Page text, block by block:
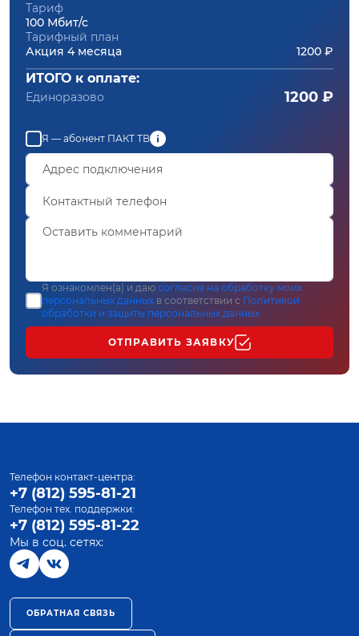
Тариф
100 Мбит/с
Тарифный план
Акция 4 месяца
1200 ₽
ИТОГО к оплате:
Единоразово 1200 ₽
Я — абонент ПАКТ ТВ
Я ознакомлен(а) и даю согласие на обработку моих
персональных данных в соответствии с Политикой
обработки и защиты персональных данных
ОТПРАВИТЬ ЗАЯВКУ
Телефон контакт-центра:
+7 (812) 595-81-21
Телефон тех. поддержки:
+7 (812) 595-81-22
Мы в соц. сетях:
ОБРАТНАЯ СВЯЗЬ